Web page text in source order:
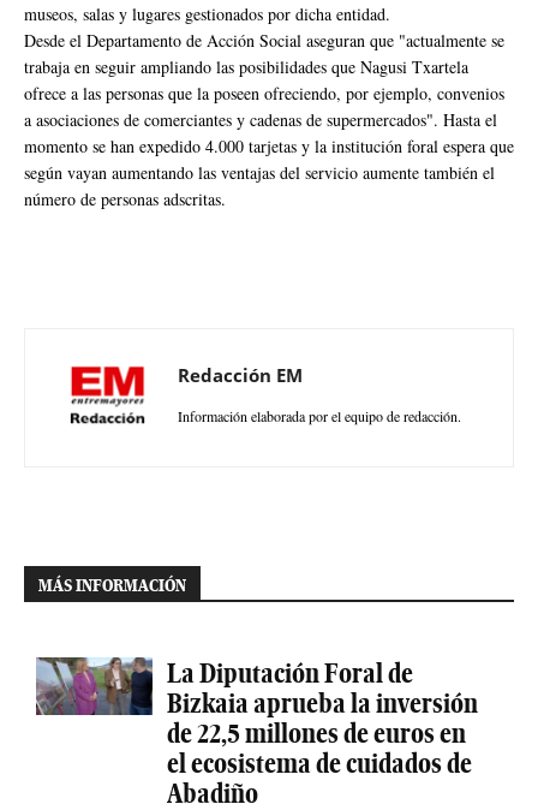
museos, salas y lugares gestionados por dicha entidad.
Desde el Departamento de Acción Social aseguran que "actualmente se
trabaja en seguir ampliando las posibilidades que Nagusi Txartela
ofrece a las personas que la poseen ofreciendo, por ejemplo, convenios
a asociaciones de comerciantes y cadenas de supermercados". Hasta el
momento se han expedido 4.000 tarjetas y la institución foral espera que
según vayan aumentando las ventajas del servicio aumente también el
número de personas adscritas.
Redacción EM
Información elaborada por el equipo de redacción.
MÁS INFORMACIÓN
La Diputación Foral de
Bizkaia aprueba la inversión
de 22,5 millones de euros en
el ecosistema de cuidados de
Abadiño